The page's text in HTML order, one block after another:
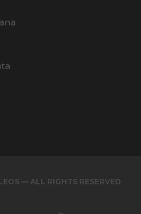
— ALL RIGHTS RESERVED